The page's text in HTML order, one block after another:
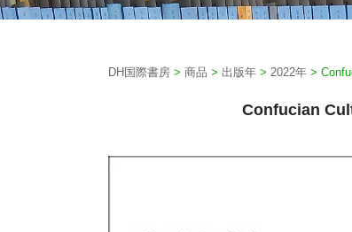
DH国際書房 > 商品 > 出版年 > 2022年 >
Confucian